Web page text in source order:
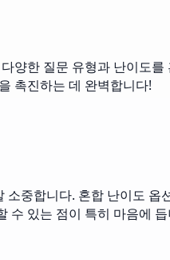
양한 질문 유형과 난이도
촉진하는 데 완벽합니다!
중합니다. 혼합 난이도
수 있는 점이 특히 마음에